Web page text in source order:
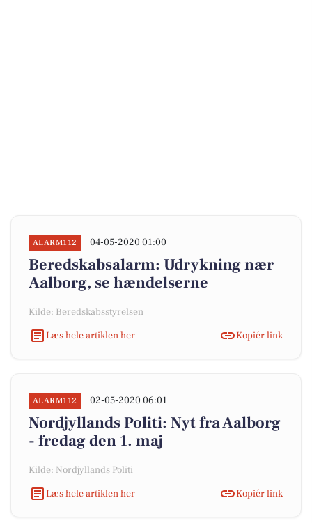
ALARM112 04-05-2020 01:00
Beredskabsalarm: Udrykning nær
Aalborg, se hændelserne
Kilde: Beredskabsstyrelsen
Læs hele artiklen her
Kopiér link
ALARM112 02-05-2020 06:01
Nordjyllands Politi: Nyt fra Aalborg
- fredag den 1. maj
Kilde: Nordjyllands Politi
Læs hele artiklen her
Kopiér link